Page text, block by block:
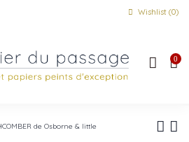
Wishlist (0)
0
de Osborne & little